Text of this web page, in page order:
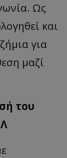
Ως
και
για
μαζί
του